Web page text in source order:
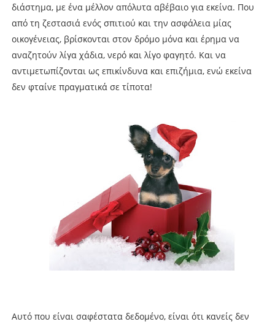
διάστημα, με ένα μέλλον απόλυτα αβέβαιο για εκείνα. Που
από τη ζεστασιά ενός σπιτιού και την ασφάλεια μίας
οικογένειας, βρίσκονται στον δρόμο μόνα και έρημα να
αναζητούν λίγα χάδια, νερό και λίγο φαγητό. Και να
αντιμετωπίζονται ως επικίνδυνα και επιζήμια, ενώ εκείνα
δεν φταίνε πραγματικά σε τίποτα!
Αυτό που είναι σαφέστατα δεδομένο, είναι ότι κανείς δεν